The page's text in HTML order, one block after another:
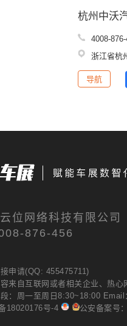
杭州中沃
4008-
浙江省杭
导航
位网络科技有限公司
876-456
申请(QQ: 455475711)
来自互联网或者相关企业、热心
：周一至周日8:30~18:00
18020176号-4
公安备案号